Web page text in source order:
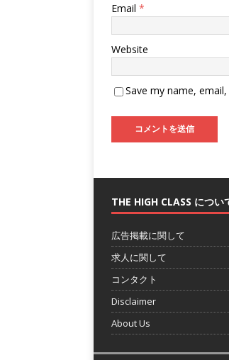
Email *
Website
Save my name,
THE HIGH CLASS につい
広告掲載に関して
求人に関して
コンタクト
Disclaimer
About Us